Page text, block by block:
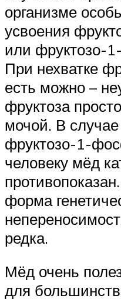
организме
усвоения
или фруктозо-
При нехватке
есть можно –
фруктоза
мочой. В случае
фруктозо-1-
человеку мёд
форма
редка.
Мёд очень
для